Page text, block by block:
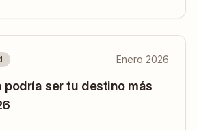
Enero 2026
podría ser tu destino más